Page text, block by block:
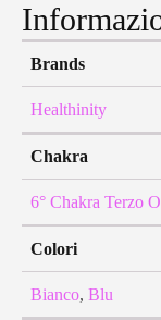
Brands
Healthinity
Chakra
6° Chakra Terzo
Colori
Bianco, Blu